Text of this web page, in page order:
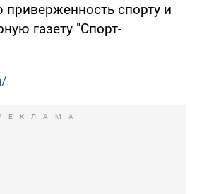
спорту и
газету "Спорт-